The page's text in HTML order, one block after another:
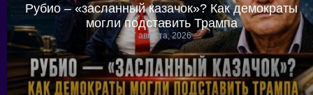
Рубио – «засланный казачок»? Как демократы
могли подставить Трампа
7 августа, 2026